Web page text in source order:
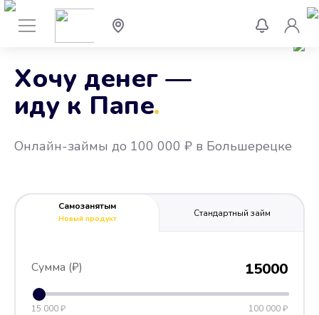
Хочу денег —
иду к Папе
.
Онлайн-займы до 100 000 ₽ в Большерецке
Самозанятым
Новый продукт
Стандартный займ
Сумма (₽) 15000
15 000 ₽ 100 000 ₽